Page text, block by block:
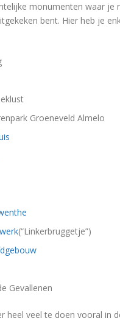
monumenten waar je
bent. Hier heb je
Groeneveld Almelo
(“Linkerbruggetje”)
Gevallenen
heel veel te doen vooral in